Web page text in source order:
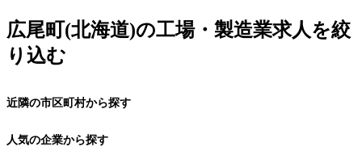
広尾町(北海道)の工場・製造業求人を絞
り込む
近隣の市区町村から探す
人気の企業から探す